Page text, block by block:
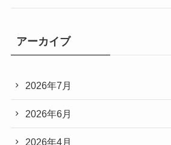
アーカイブ
2026年7月
2026年6月
2026年4月